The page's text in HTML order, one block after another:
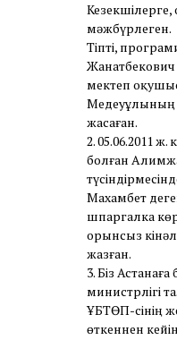
мәжбүрлеген.
Тіпті,
мектеп
жасаған.
2. 05.06.2011
болған
Махамбет
шпаргалка
орынсыз
жазған.
3. Біз
министрлігі
ҰБТӨП-сінің
өткеннен